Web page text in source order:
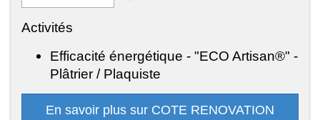
Activités
Efficacité énergétique - "ECO Artisan®" -
Plâtrier / Plaquiste
En savoir plus sur COTE RENOVATION